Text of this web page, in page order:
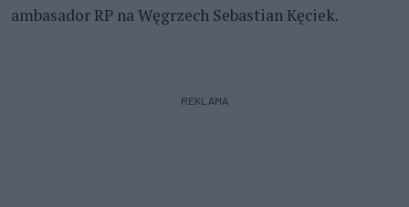
ambasador RP na Węgrzech Sebastian Kęciek.
REKLAMA